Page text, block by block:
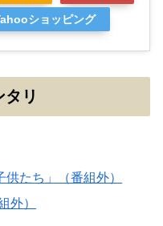
ショッピング
リ
供たち」（番組外）
外）